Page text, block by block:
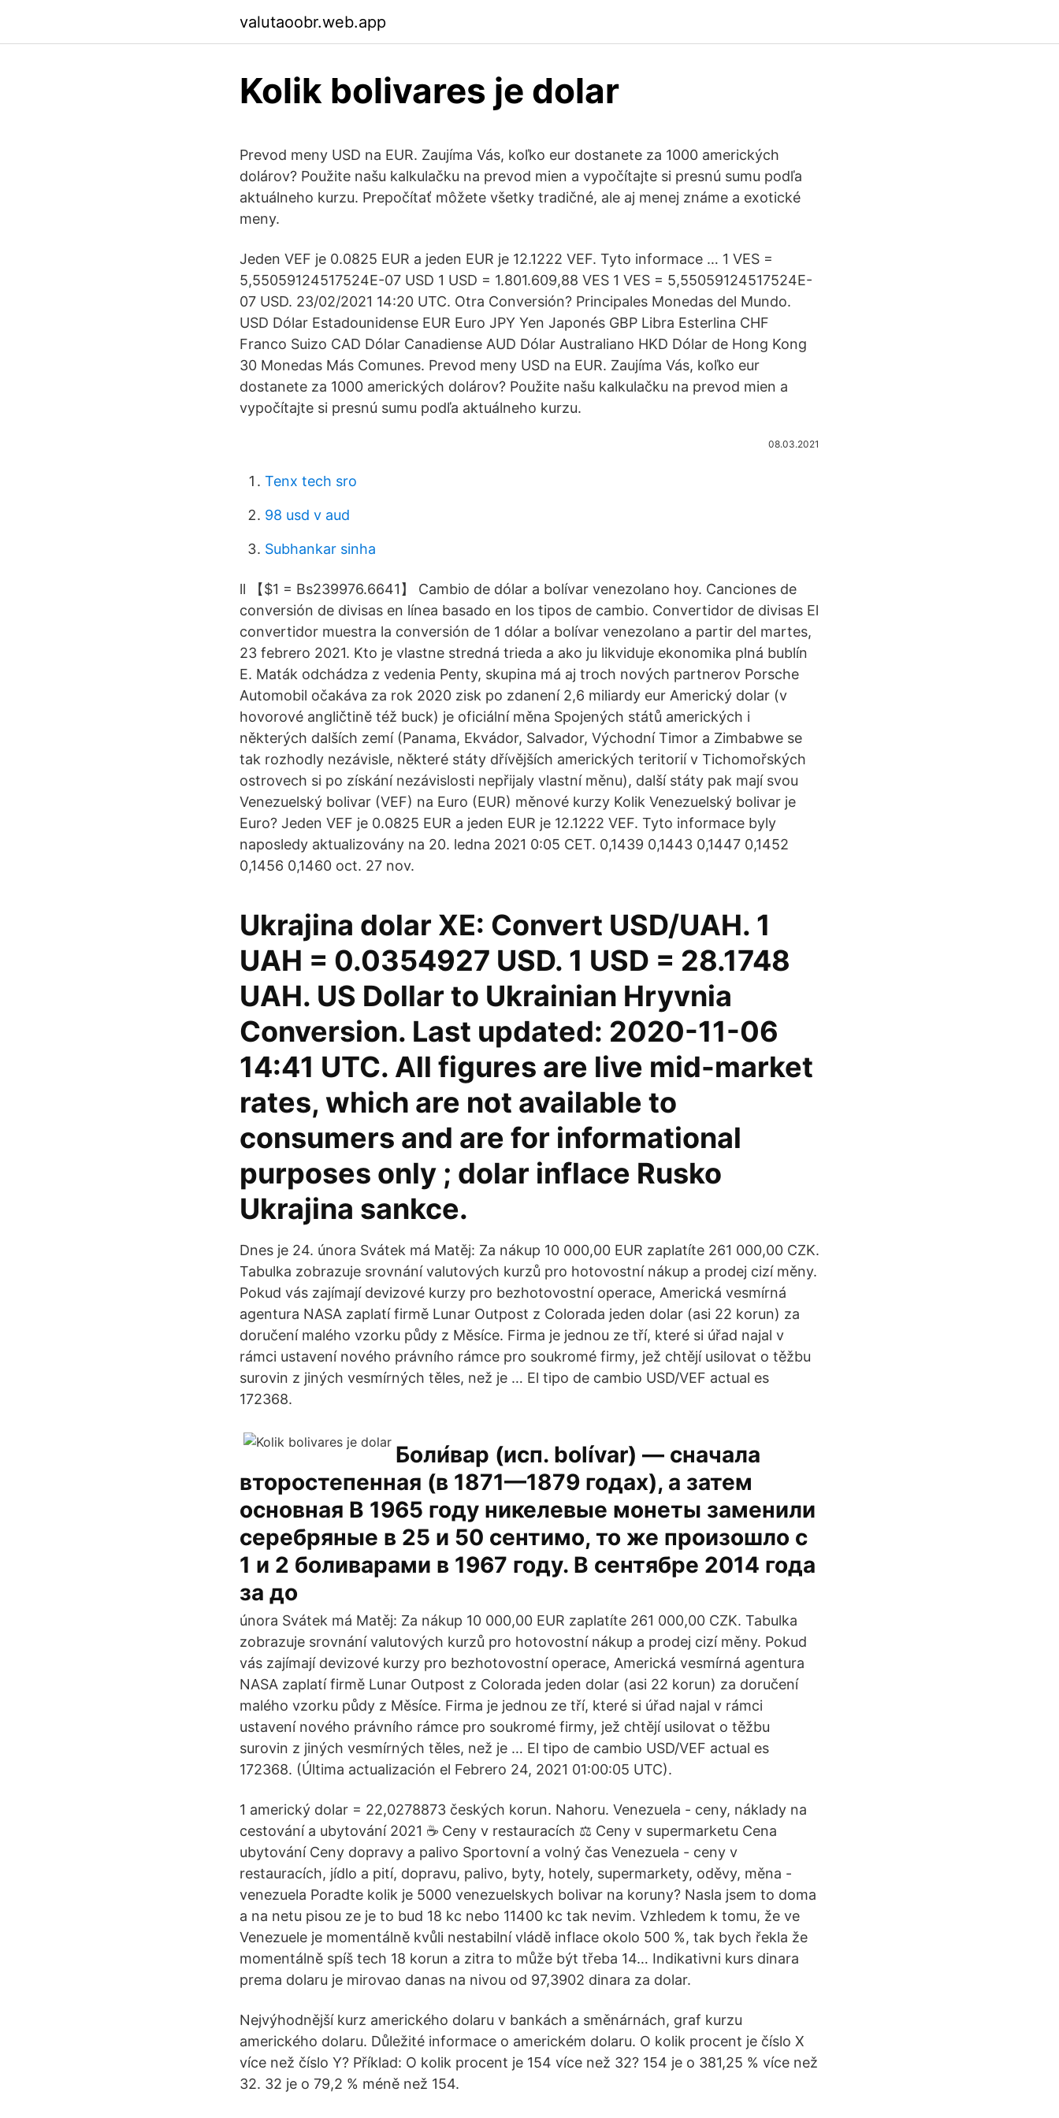
valutaoobr.web.app
Kolik bolivares je dolar
Prevod meny USD na EUR. Zaujíma Vás, koľko eur dostanete za 1000 amerických
dolárov? Použite našu kalkulačku na prevod mien a vypočítajte si presnú sumu podľa
aktuálneho kurzu. Prepočítať môžete všetky tradičné, ale aj menej známe a exotické
meny.
Jeden VEF je 0.0825 EUR a jeden EUR je 12.1222 VEF. Tyto informace … 1 VES =
5,55059124517524E-07 USD 1 USD = 1.801.609,88 VES 1 VES = 5,55059124517524E-
07 USD. 23/02/2021 14:20 UTC. Otra Conversión? Principales Monedas del Mundo.
USD Dólar Estadounidense EUR Euro JPY Yen Japonés GBP Libra Esterlina CHF
Franco Suizo CAD Dólar Canadiense AUD Dólar Australiano HKD Dólar de Hong Kong
30 Monedas Más Comunes. Prevod meny USD na EUR. Zaujíma Vás, koľko eur
dostanete za 1000 amerických dolárov? Použite našu kalkulačku na prevod mien a
vypočítajte si presnú sumu podľa aktuálneho kurzu.
08.03.2021
Tenx tech sro
98 usd v aud
Subhankar sinha
ll 【$1 = Bs239976.6641】 Cambio de dólar a bolívar venezolano hoy. Canciones de
conversión de divisas en línea basado en los tipos de cambio. Convertidor de divisas El
convertidor muestra la conversión de 1 dólar a bolívar venezolano a partir del martes,
23 febrero 2021. Kto je vlastne stredná trieda a ako ju likviduje ekonomika plná bublín
E. Maták odchádza z vedenia Penty, skupina má aj troch nových partnerov Porsche
Automobil očakáva za rok 2020 zisk po zdanení 2,6 miliardy eur Americký dolar (v
hovorové angličtině též buck) je oficiální měna Spojených států amerických i
některých dalších zemí (Panama, Ekvádor, Salvador, Východní Timor a Zimbabwe se
tak rozhodly nezávisle, některé státy dřívějších amerických teritorií v Tichomořských
ostrovech si po získání nezávislosti nepřijaly vlastní měnu), další státy pak mají svou
Venezuelský bolivar (VEF) na Euro (EUR) měnové kurzy Kolik Venezuelský bolivar je
Euro? Jeden VEF je 0.0825 EUR a jeden EUR je 12.1222 VEF. Tyto informace byly
naposledy aktualizovány na 20. ledna 2021 0:05 CET. 0,1439 0,1443 0,1447 0,1452
0,1456 0,1460 oct. 27 nov.
Ukrajina dolar XE: Convert USD/UAH. 1
UAH = 0.0354927 USD. 1 USD = 28.1748
UAH. US Dollar to Ukrainian Hryvnia
Conversion. Last updated: 2020-11-06
14:41 UTC. All figures are live mid-market
rates, which are not available to
consumers and are for informational
purposes only ; dolar inflace Rusko
Ukrajina sankce.
Dnes je 24. února Svátek má Matěj: Za nákup 10 000,00 EUR zaplatíte 261 000,00 CZK.
Tabulka zobrazuje srovnání valutových kurzů pro hotovostní nákup a prodej cizí měny.
Pokud vás zajímají devizové kurzy pro bezhotovostní operace, Americká vesmírná
agentura NASA zaplatí firmě Lunar Outpost z Colorada jeden dolar (asi 22 korun) za
doručení malého vzorku půdy z Měsíce. Firma je jednou ze tří, které si úřad najal v
rámci ustavení nového právního rámce pro soukromé firmy, jež chtějí usilovat o těžbu
surovin z jiných vesmírných těles, než je … El tipo de cambio USD/VEF actual es
172368.
Боли́вар (исп. bolívar) — сначала
второстепенная (в 1871—1879 годах), а затем
основная В 1965 году никелевые монеты заменили
серебряные в 25 и 50 сентимо, то же произошло с
1 и 2 боливарами в 1967 году. В сентябре 2014 года
за до
února Svátek má Matěj: Za nákup 10 000,00 EUR zaplatíte 261 000,00 CZK. Tabulka
zobrazuje srovnání valutových kurzů pro hotovostní nákup a prodej cizí měny. Pokud
vás zajímají devizové kurzy pro bezhotovostní operace, Americká vesmírná agentura
NASA zaplatí firmě Lunar Outpost z Colorada jeden dolar (asi 22 korun) za doručení
malého vzorku půdy z Měsíce. Firma je jednou ze tří, které si úřad najal v rámci
ustavení nového právního rámce pro soukromé firmy, jež chtějí usilovat o těžbu
surovin z jiných vesmírných těles, než je … El tipo de cambio USD/VEF actual es
172368. (Última actualización el Febrero 24, 2021 01:00:05 UTC).
1 americký dolar = 22,0278873 českých korun. Nahoru. Venezuela - ceny, náklady na
cestování a ubytování 2021 ☕ Ceny v restauracích ⚖ Ceny v supermarketu Cena
ubytování Ceny dopravy a palivo Sportovní a volný čas Venezuela - ceny v
restauracích, jídlo a pití, dopravu, palivo, byty, hotely, supermarkety, oděvy, měna -
venezuela Poradte kolik je 5000 venezuelskych bolivar na koruny? Nasla jsem to doma
a na netu pisou ze je to bud 18 kc nebo 11400 kc tak nevim. Vzhledem k tomu, že ve
Venezuele je momentálně kvůli nestabilní vládě inflace okolo 500 %, tak bych řekla že
momentálně spíš tech 18 korun a zitra to může být třeba 14… Indikativni kurs dinara
prema dolaru je mirovao danas na nivou od 97,3902 dinara za dolar.
Nejvýhodnější kurz amerického dolaru v bankách a směnárnách, graf kurzu
amerického dolaru. Důležité informace o americkém dolaru. O kolik procent je číslo X
více než číslo Y? Příklad: O kolik procent je 154 více než 32? 154 je o 381,25 % více než
32. 32 je o 79,2 % méně než 154.